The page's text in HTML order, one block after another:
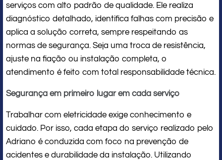
serviços com alto padrão de qualidade. Ele realiza
diagnóstico detalhado, identifica falhas com precisão e
aplica a solução correta, sempre respeitando as
normas de segurança. Seja uma troca de resistência,
ajuste na fiação ou instalação completa, o
atendimento é feito com total responsabilidade técnica.
Segurança em primeiro lugar em cada serviço
Trabalhar com eletricidade exige conhecimento e
cuidado. Por isso, cada etapa do serviço realizado pelo
Adriano é conduzida com foco na prevenção de
acidentes e durabilidade da instalação. Utilizando